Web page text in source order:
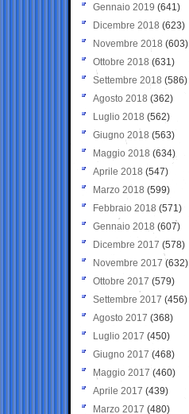
Gennaio 2019 (641)
Dicembre 2018 (623)
Novembre 2018 (603)
Ottobre 2018 (631)
Settembre 2018 (586)
Agosto 2018 (362)
Luglio 2018 (562)
Giugno 2018 (563)
Maggio 2018 (634)
Aprile 2018 (547)
Marzo 2018 (599)
Febbraio 2018 (571)
Gennaio 2018 (607)
Dicembre 2017 (578)
Novembre 2017 (632)
Ottobre 2017 (579)
Settembre 2017 (456)
Agosto 2017 (368)
Luglio 2017 (450)
Giugno 2017 (468)
Maggio 2017 (460)
Aprile 2017 (439)
Marzo 2017 (480)